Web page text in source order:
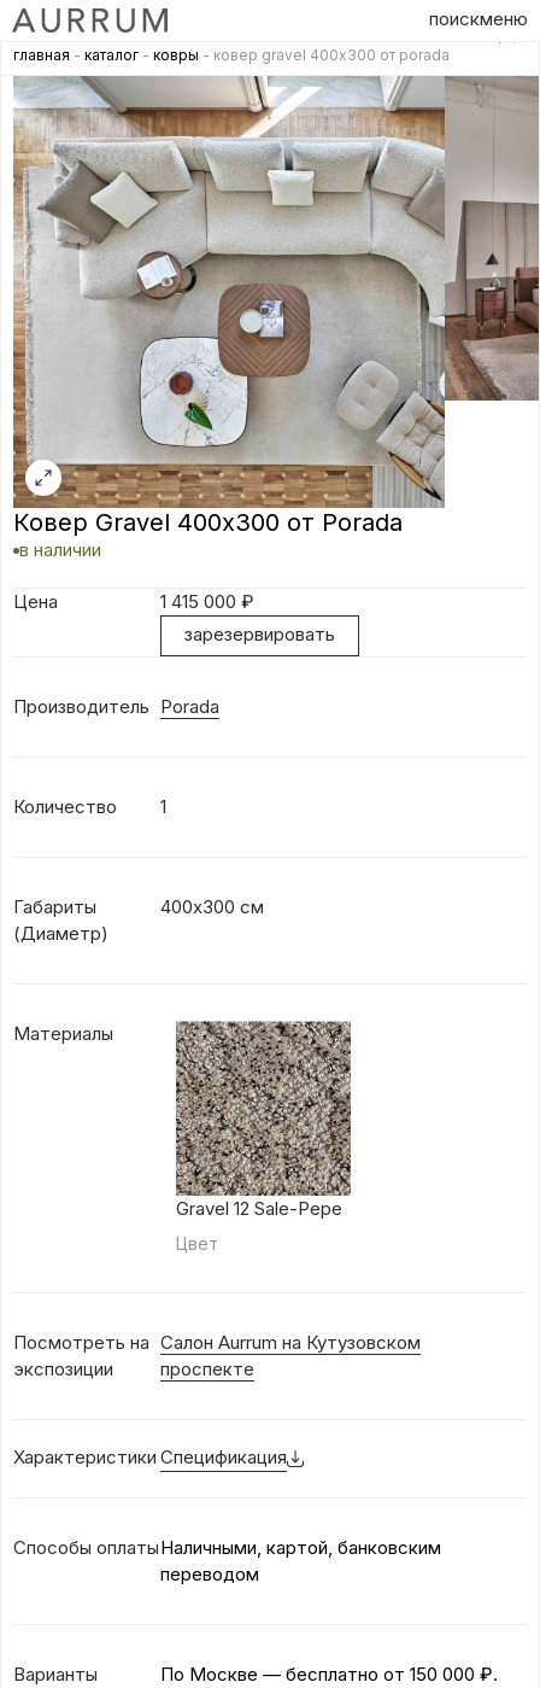
поискменю
главная - каталог - ковры - ковер gravel 400х300 от porada
Ковер Gravel 400х300 от Porada
в наличии
Цена 1 415 000 ₽
зарезервировать
Производитель Porada
Количество 1
Габариты
(Диаметр)
400х300 см
Материалы
Gravel 12 Sale-Pepe
Цвет
Посмотреть на
экспозиции
Салон Aurrum на Кутузовском
проспекте
Характеристики Спецификация
Способы оплатыНаличными, картой, банковским
переводом
Варианты
По Москве — бесплатно от 150 000 ₽.